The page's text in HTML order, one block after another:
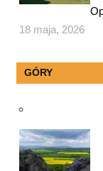
18 maja, 2026
GÓRY